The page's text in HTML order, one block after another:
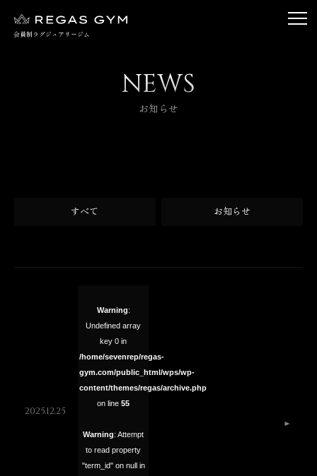
会員制ラグジュアリージム
NEWS
お知らせ
すべて お知らせ
2025.12.25
Warning:
Undefined array
key 0 in
/home/sevenrep/regas-
gym.com/public_html/wps/wp-
content/themes/regas/archive.php
on line 55
Warning: Attempt
to read property
"term_id" on null in